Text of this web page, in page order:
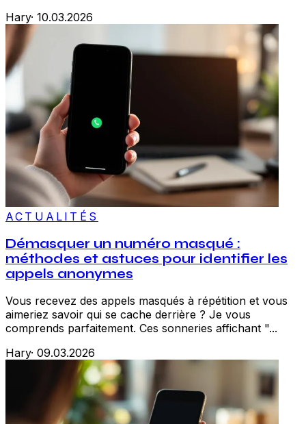
Hary· 10.03.2026
ACTUALITÉS
Démasquer un numéro masqué :
méthodes et astuces pour identifier les
appels anonymes
Vous recevez des appels masqués à répétition et vous
aimeriez savoir qui se cache derrière ? Je vous
comprends parfaitement. Ces sonneries affichant "...
Hary· 09.03.2026